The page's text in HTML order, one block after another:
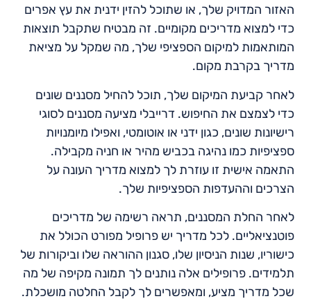
האזור המדויק שלך, או שתוכל להזין ידנית את עץ אפרים
כדי למצוא מדריכים מקומיים. זה מבטיח שתקבל תוצאות
המותאמות למיקום הספציפי שלך, מה שמקל על מציאת
מדריך בקרבת מקום.
לאחר קביעת המיקום שלך, תוכל להחיל מסננים שונים
כדי לצמצם את החיפוש. דרייבלי מציעה מסננים לסוגי
רישיונות שונים, כגון ידני או אוטומטי, ואפילו מיומנויות
ספציפיות כמו נהיגה בכביש מהיר או חניה מקבילה.
התאמה אישית זו עוזרת לך למצוא מדריך העונה על
הצרכים וההעדפות הספציפיות שלך.
לאחר החלת המסננים, תראה רשימה של מדריכים
פוטנציאליים. לכל מדריך יש פרופיל מפורט הכולל את
כישוריו, שנות הניסיון שלו, סגנון ההוראה שלו וביקורות של
תלמידים. פרופילים אלה נותנים לך תמונה מקיפה של מה
שכל מדריך מציע, ומאפשרים לך לקבל החלטה מושכלת.